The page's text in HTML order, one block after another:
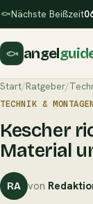
Nächste Beißzeit
angel
Start/Ratgeber/
TECHNIK & MONTAGEN
Kescher
Material
RA von